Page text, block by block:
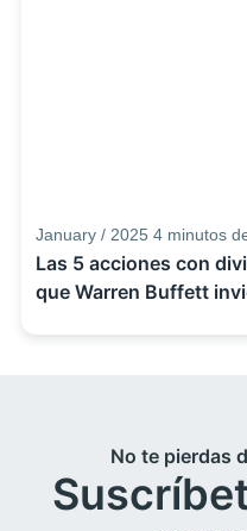
January / 2025 4 minutos
Las 5 acciones con
que Warren Buffett
No te pierdas